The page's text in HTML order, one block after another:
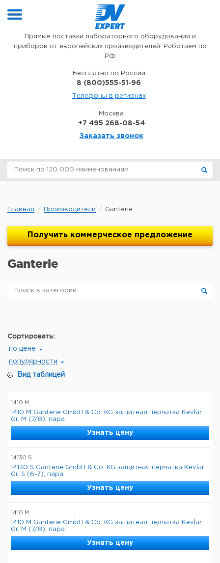
Прямые поставки лабораторного оборудования и
приборов от европейских производителей. Работаем по
РФ
Бесплатно по России
8 (800)555-51-96
Телефоны в регионах
Москва
+7 495 268-08-54
Заказать звонок
Главная Производители Ganterie
Получить коммерческое предложение
Ganterie
Сортировать:
по цене
популярности
Вид таблицей
1410 M
1410 M Ganterie GmbH & Co. KG защитная перчатка Kevlar
Gr. М (7/8), пара
Узнать цену
14130 S
14130 S Ganterie GmbH & Co. KG защитная перчатка Kevlar
Gr. S (6-7), пара
Узнать цену
1410 M
1410 M Ganterie GmbH & Co. KG защитная перчатка Kevlar
Gr. М (7/8), пара
Узнать цену